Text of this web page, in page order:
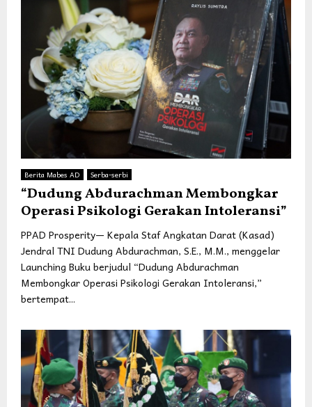
Berita Mabes AD Serba-serbi
“Dudung Abdurachman Membongkar
Operasi Psikologi Gerakan Intoleransi”
PPAD Prosperity— Kepala Staf Angkatan Darat (Kasad)
Jendral TNI Dudung Abdurachman, S.E., M.M., menggelar
Launching Buku berjudul “Dudung Abdurachman
Membongkar Operasi Psikologi Gerakan Intoleransi,”
bertempat...